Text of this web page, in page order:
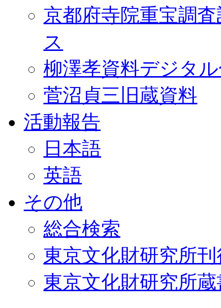
京都府寺院重宝調
ス
柳澤孝資料デジタ
菅沼貞三旧蔵資料
活動報告
日本語
英語
その他
総合検索
東京文化財研究所
東京文化財研究所